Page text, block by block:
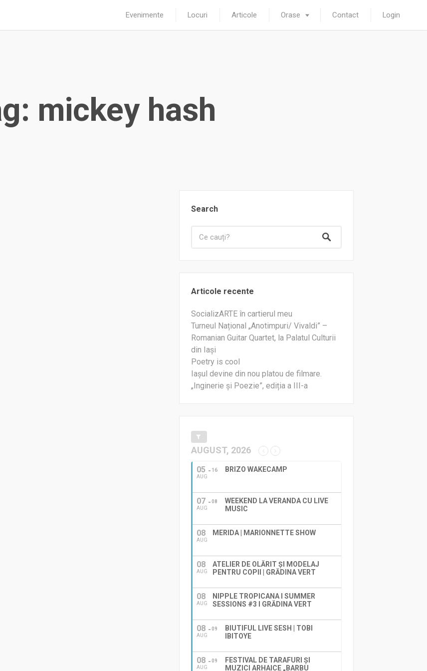
Evenimente Locuri Articole Orase Contact Login
mickey hash
Search
Articole recente
SocializARTE în cartierul meu
Turneul Național „Anotimpuri/ Vivaldi” –
Romanian Guitar Quartet, la Palatul Culturii
din Iași
Poetry is cool
Iașul devine din nou platou de filmare.
„Inginerie și Poezie”, ediția a III-a
AUGUST, 2026
05
AUG
16 BRIZO WAKECAMP
07
AUG
08
WEEKEND LA VERANDA CU LIVE
MUSIC
08
AUG
MERIDA | MARIONNETTE SHOW
08
AUG
ATELIER DE OLĂRIT ȘI MODELAJ
PENTRU COPII | GRĂDINA VERT
08
AUG
NIPPLE TROPICANA I SUMMER
SESSIONS #3 I GRĂDINA VERT
08
AUG
09
BIUTIFUL LIVE SESH | TOBI
IBITOYE
08
AUG
09
FESTIVAL DE TARAFURI ȘI
MUZICI ARHAICE „BARBU